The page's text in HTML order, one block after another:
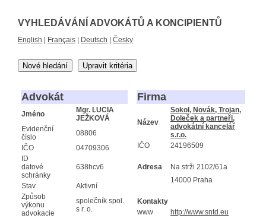
VYHLEDÁVÁNÍ ADVOKÁTŮ A KONCIPIENTŮ
English Français Deutsch Česky
Nové hledání Upravit kritéria
Advokát
Jméno
Mgr. LUCIA
JEŽKOVÁ
Evidenční
číslo
08806
IČO
04709306
ID
datové
schránky
638hcv6
Stav
Aktivní
Způsob
výkonu
advokacie
společník spol.
s r. o.
Firma
Název
Sokol, Novák, Trojan,
Doleček a partneři,
advokátní kancelář
s.r.o.
IČO
24196509
Adresa
Na strži 2102/61a
14000 Praha
Kontakty
www
http://www.sntd.eu